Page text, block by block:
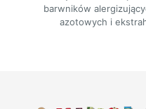
barwników
azotowych i